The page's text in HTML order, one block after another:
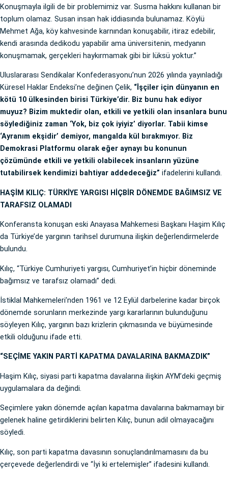
Konuşmayla ilgili de bir problemimiz var. Susma hakkını kullanan bir
toplum olamaz. Susan insan hak iddiasında bulunamaz. Köylü
Mehmet Ağa, köy kahvesinde karnından konuşabilir, itiraz edebilir,
kendi arasında dedikodu yapabilir ama üniversitenin, medyanın
konuşmamak, gerçekleri haykırmamak gibi bir lüksü yoktur.”
Uluslararası Sendikalar Konfederasyonu’nun 2026 yılında yayınladığı
Küresel Haklar Endeksi’ne değinen Çelik, “İşçiler için dünyanın en
kötü 10 ülkesinden birisi Türkiye’dir. Biz bunu hak ediyor
muyuz? Bizim muktedir olan, etkili ve yetkili olan insanlara bunu
söylediğiniz zaman ‘Yok, biz çok iyiyiz’ diyorlar. Tabii kimse
‘Ayranım ekşidir’ demiyor, mangalda kül bırakmıyor. Biz
Demokrasi Platformu olarak eğer aynayı bu konunun
çözümünde etkili ve yetkili olabilecek insanların yüzüne
tutabilirsek kendimizi bahtiyar addedeceğiz” ifadelerini kullandı.
HAŞİM KILIÇ: TÜRKİYE YARGISI HİÇBİR DÖNEMDE BAĞIMSIZ VE
TARAFSIZ OLAMADI
Konferansta konuşan eski Anayasa Mahkemesi Başkanı Haşim Kılıç
da Türkiye’de yargının tarihsel durumuna ilişkin değerlendirmelerde
bulundu.
Kılıç, “Türkiye Cumhuriyeti yargısı, Cumhuriyet’in hiçbir döneminde
bağımsız ve tarafsız olamadı” dedi.
İstiklal Mahkemeleri’nden 1961 ve 12 Eylül darbelerine kadar birçok
dönemde sorunların merkezinde yargı kararlarının bulunduğunu
söyleyen Kılıç, yargının bazı krizlerin çıkmasında ve büyümesinde
etkili olduğunu ifade etti.
“SEÇİME YAKIN PARTİ KAPATMA DAVALARINA BAKMAZDIK”
Haşim Kılıç, siyasi parti kapatma davalarına ilişkin AYM’deki geçmiş
uygulamalara da değindi.
Seçimlere yakın dönemde açılan kapatma davalarına bakmamayı bir
gelenek haline getirdiklerini belirten Kılıç, bunun adil olmayacağını
söyledi.
Kılıç, son parti kapatma davasının sonuçlandırılmamasını da bu
çerçevede değerlendirdi ve “İyi ki ertelemişler” ifadesini kullandı.